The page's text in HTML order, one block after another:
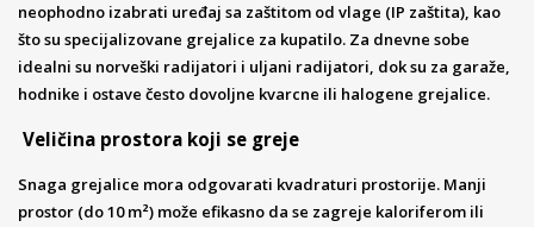
neophodno izabrati uređaj sa zaštitom od vlage (IP zaštita), kao
što su specijalizovane grejalice za kupatilo. Za dnevne sobe
idealni su norveški radijatori i uljani radijatori, dok su za garaže,
hodnike i ostave često dovoljne kvarcne ili halogene grejalice.
Veličina prostora koji se greje
Snaga grejalice mora odgovarati kvadraturi prostorije. Manji
prostor (do 10 m²) može efikasno da se zagreje kaloriferom ili